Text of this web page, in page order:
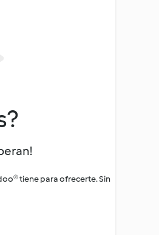
tiene para ofrecerte. Sin